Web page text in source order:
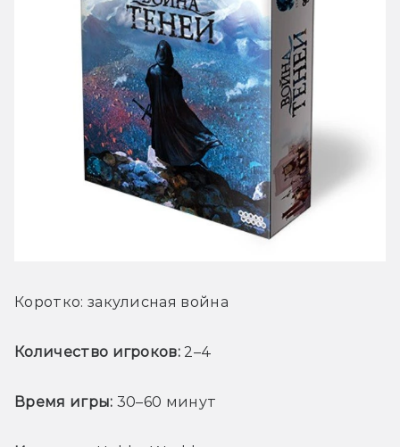
Коротко: закулисная война
Количество игроков: 2–4
Время игры: 30–60 минут